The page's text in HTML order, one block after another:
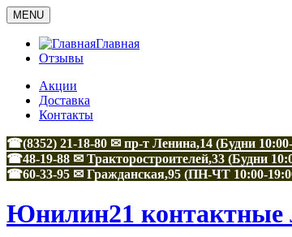
MENU
Главная
Отзывы
Акции
Доставка
Контакты
☎(8352) 21-18-80 ✉ пр-т Ленина,14 (Будни
☎48-19-88 ✉ Тракторостроителей,33 (Будни
☎60-33-95 ✉ Гражданская,95 (ПН-ЧТ 10:00-
Юнилин21 контактные